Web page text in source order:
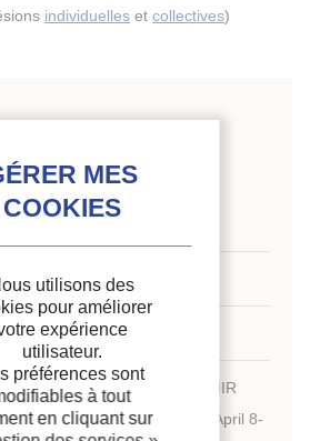
individuelles et collectives)
accelerator complex.
:30025749
2019. Proceedings of the 15
IIR
Prague, Czech Republic, April 8-
utilisons des
pour améliorer
expérience
utilisateur.
préférences sont
à tout
en cliquant sur